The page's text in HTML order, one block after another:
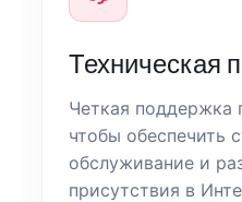
Техническая
Четкая поддержка
чтобы обеспечить
обслуживание и
присутствия в